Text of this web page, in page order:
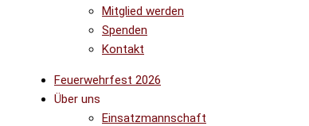
Mitglied werden
Spenden
Kontakt
Feuerwehrfest 2026
Über uns
Einsatzmannschaft